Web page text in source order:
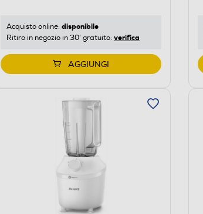
Acquisto online: disponibile
Ritiro in negozio in 30' gratuito: verifica
AGGIUNGI